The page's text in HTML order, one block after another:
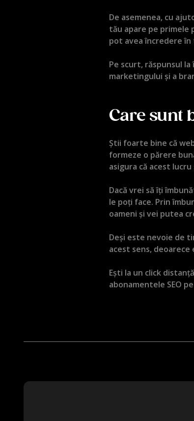
De asemenea, cu
tău apare pe primele
pot avea încredere
Pe scurt, răspunsul
marketingului și a
Care sunt
Știi foarte bine că
formeze o părere
asigura că acest
Dacă vrei să îți
le poți face. Prin
oameni și vei putea
Deși este nevoie de
acest sens,
Ești la un click
abonamentele SEO